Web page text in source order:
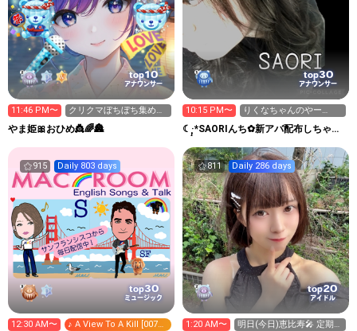
top10
アナウンサー
11:46 PM〜
クリクマぼちぼち集めて
ます
やま姫🎀おひめ👸🌈🏯
top30
アナウンサー
10:15 PM〜
りくなちゃんのやー
つ！！お着替えありがと
う✿ 21
☾·̩͙*SAORIんち✿新アバ配布しちゃー
915 Daily 803 days
top30
ミュージック
12:30 AM〜
♪ A View To A Kill [007
811 Daily 286 days
top20
アイドル
1:20 AM〜
明日(今日)恵比寿🎤‎ 定期公